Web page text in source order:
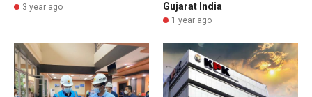
3 year ago
Gujarat India
1 year ago